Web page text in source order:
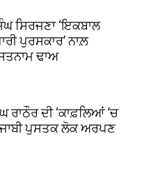
ਸਿਰਜਣਾ ‘ਇਕਬਾਲ
ਪੁਰਸਕਾਰ’ ਨਾਲ਼
ਢਾਅ
ਰਾਠੌਰ ਦੀ ‘ਕਾਫ਼ਲਿਆਂ ’ਚ
ਪੁਸਤਕ ਲੋਕ ਅਰਪਣ